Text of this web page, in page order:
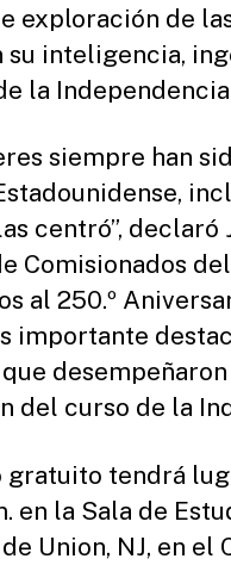
exploración de
su inteligencia,
la
siempre han
centró”, declaró
Comisionados
al 250.º
importante
del curso de la
gratuito tendrá
en la Sala de
Union, NJ, en